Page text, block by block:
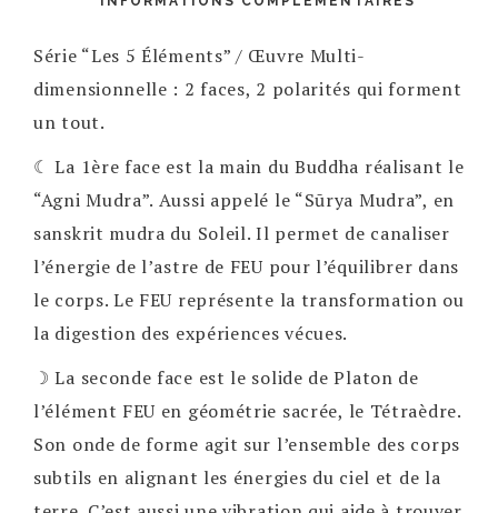
Série “Les 5 Éléments” / Œuvre Multi-
dimensionnelle : 2 faces, 2 polarités qui forment
un tout.
☾ La 1ère face est la main du Buddha réalisant le
“Agni Mudra”. Aussi appelé le “Sūrya Mudra”, en
sanskrit mudra du Soleil. Il permet de canaliser
l’énergie de l’astre de FEU pour l’équilibrer dans
le corps. Le FEU représente la transformation ou
la digestion des expériences vécues.
☽ La seconde face est le solide de Platon de
l’élément FEU en géométrie sacrée, le Tétraèdre.
Son onde de forme agit sur l’ensemble des corps
subtils en alignant les énergies du ciel et de la